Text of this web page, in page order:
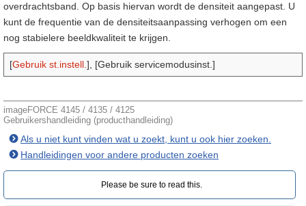
overdrachtsband. Op basis hiervan wordt de densiteit aangepast. U
kunt de frequentie van de densiteitsaanpassing verhogen om een
nog stabielere beeldkwaliteit te krijgen.
[Gebruik st.instell. ], [Gebruik servicemodusinst.]
imageFORCE 4145 / 4135 / 4125
Gebruikershandleiding (producthandleiding)
Als u niet kunt vinden wat u zoekt, kunt u ook hier zoeken.
Handleidingen voor andere producten zoeken
Please be sure to read this.‎